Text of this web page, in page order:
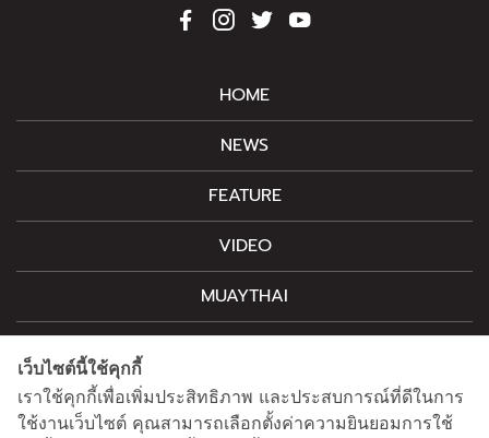
HOME
NEWS
FEATURE
VIDEO
MUAYTHAI
CONTACT
เว็บไซต์นี้ใช้คุกกี้
เราใช้คุกกี้เพื่อเพิ่มประสิทธิภาพ และประสบการณ์ที่ดีในการ
ใช้งานเว็บไซต์ คุณสามารถเลือกตั้งค่าความยินยอมการใช้